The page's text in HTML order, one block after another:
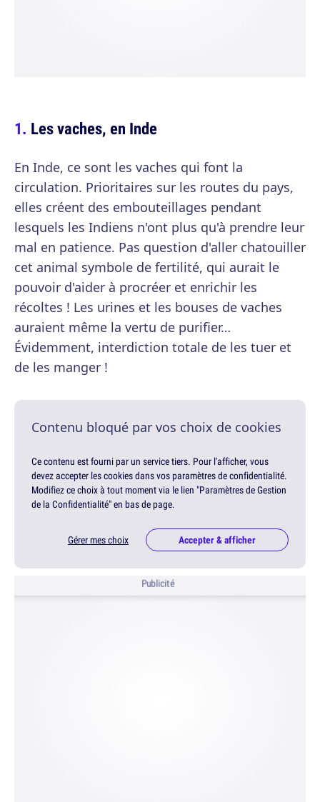
Les vaches, en Inde
En Inde, ce sont les vaches qui font la
circulation. Prioritaires sur les routes du pays,
elles créent des embouteillages pendant
lesquels les Indiens n'ont plus qu'à prendre leur
mal en patience. Pas question d'aller chatouiller
cet animal symbole de fertilité, qui aurait le
pouvoir d'aider à procréer et enrichir les
récoltes ! Les urines et les bouses de vaches
auraient même la vertu de purifier…
Évidemment, interdiction totale de les tuer et
de les manger !
Contenu bloqué par vos choix de cookies
Ce contenu est fourni par un service tiers. Pour l'afficher, vous
devez accepter les cookies dans vos paramètres de confidentialité.
Modifiez ce choix à tout moment via le lien "Paramètres de Gestion
de la Confidentialité" en bas de page.
Gérer mes choix Accepter & afficher
Publicité